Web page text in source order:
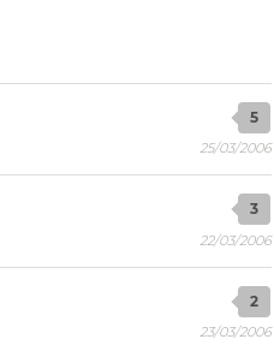
5
25/03/2006
3
22/03/2006
2
23/03/2006